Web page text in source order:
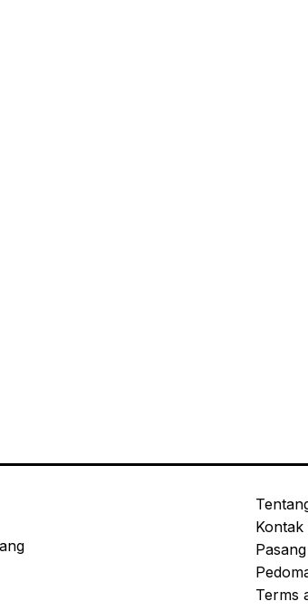
Kontak
Terms